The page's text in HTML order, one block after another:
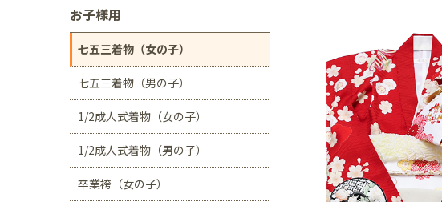
浦和店 アリオ上尾店
つくば学園の森店
静岡県
サンストリート浜北店
お子様用
七五三着物（女の子）
七五三着物（男の子）
1/2成人式着物（女の子）
1/2成人式着物（男の子）
卒業袴（女の子）